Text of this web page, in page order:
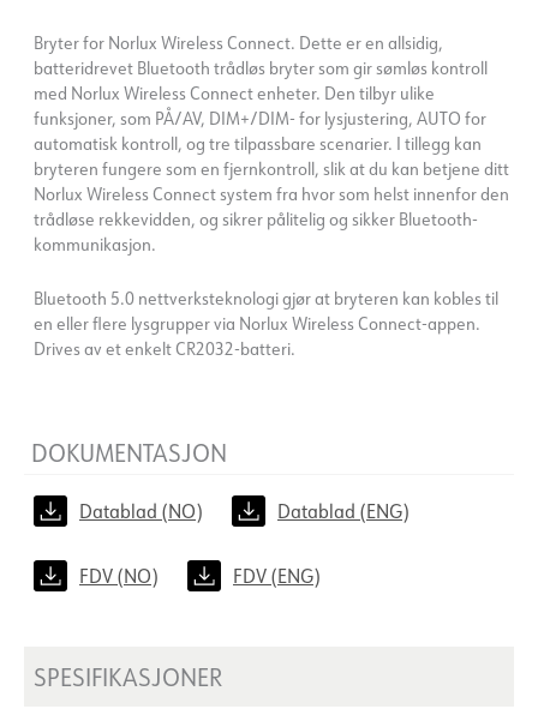
Bryter for Norlux Wireless Connect. Dette er en allsidig,
batteridrevet Bluetooth trådløs bryter som gir sømløs kontroll
med Norlux Wireless Connect enheter. Den tilbyr ulike
funksjoner, som PÅ/AV, DIM+/DIM- for lysjustering, AUTO for
automatisk kontroll, og tre tilpassbare scenarier. I tillegg kan
bryteren fungere som en fjernkontroll, slik at du kan betjene ditt
Norlux Wireless Connect system fra hvor som helst innenfor den
trådløse rekkevidden, og sikrer pålitelig og sikker Bluetooth-
kommunikasjon.
Bluetooth 5.0 nettverksteknologi gjør at bryteren kan kobles til
en eller flere lysgrupper via Norlux Wireless Connect-appen.
Drives av et enkelt CR2032-batteri.
DOKUMENTASJON
Datablad (NO) Datablad (ENG)
FDV (NO) FDV (ENG)
SPESIFIKASJONER